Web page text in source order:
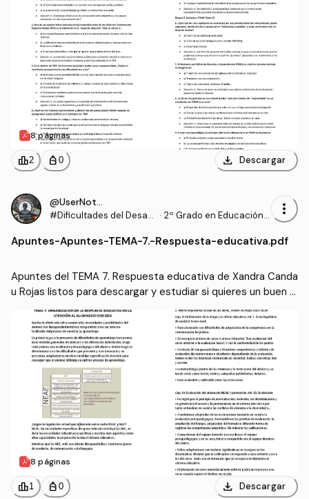
8 páginas
leaderboard2 personal_bag 0 download Descargar
@UserNotFound9_
#Dificultades del Desarr · 2º Grado en Educación P
more_vert
Apuntes-Apuntes-TEMA-7.-Respuesta-educativa.pdf
Apuntes del TEMA 7. Respuesta educativa de Xandra Canda
u Rojas listos para descargar y estudiar si quieres un buen s
obresaliente ;)
8 páginas
leaderboard1 personal_bag 0 download Descargar